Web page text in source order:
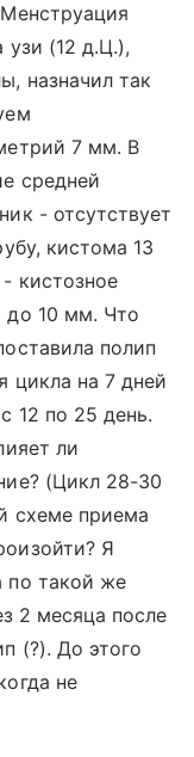
узи (12 д.Ц.),
назначил так
7 мм. В
средней
- отсутствует
кистома 13
кистозное
до 10 мм. Что
полип
цикла на 7 дней
12 по 25 день.
ли
(Цикл 28-30
схеме приема
Я
по такой же
2 месяца после
(?). До этого
не